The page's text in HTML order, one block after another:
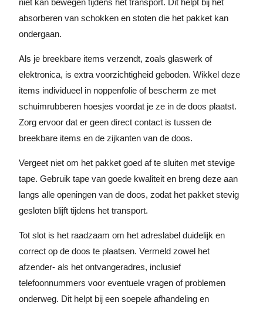
niet kan bewegen tijdens het transport. Dit helpt bij het
absorberen van schokken en stoten die het pakket kan
ondergaan.
Als je breekbare items verzendt, zoals glaswerk of
elektronica, is extra voorzichtigheid geboden. Wikkel deze
items individueel in noppenfolie of bescherm ze met
schuimrubberen hoesjes voordat je ze in de doos plaatst.
Zorg ervoor dat er geen direct contact is tussen de
breekbare items en de zijkanten van de doos.
Vergeet niet om het pakket goed af te sluiten met stevige
tape. Gebruik tape van goede kwaliteit en breng deze aan
langs alle openingen van de doos, zodat het pakket stevig
gesloten blijft tijdens het transport.
Tot slot is het raadzaam om het adreslabel duidelijk en
correct op de doos te plaatsen. Vermeld zowel het
afzender- als het ontvangeradres, inclusief
telefoonnummers voor eventuele vragen of problemen
onderweg. Dit helpt bij een soepele afhandeling en